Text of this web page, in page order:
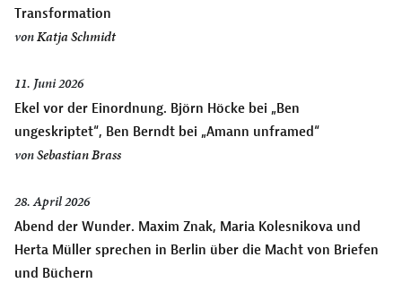
Transformation
vonKatja Schmidt
11. Juni 2026
Ekel vor der Einordnung. Björn Höcke bei „Ben
ungeskriptet“, Ben Berndt bei „Amann unframed“
vonSebastian Brass
28. April 2026
Abend der Wunder. Maxim Znak, Maria Kolesnikova und
Herta Müller sprechen in Berlin über die Macht von Briefen
und Büchern